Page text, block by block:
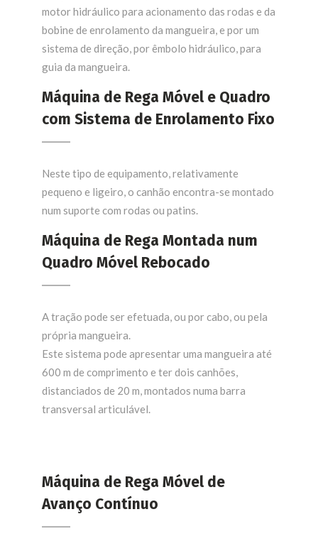
motor hidráulico para acionamento das rodas e da
bobine de enrolamento da mangueira, e por um
sistema de direção, por êmbolo hidráulico, para
guia da mangueira.
Máquina de Rega Móvel e Quadro
com Sistema de Enrolamento Fixo
Neste tipo de equipamento, relativamente
pequeno e ligeiro, o canhão encontra-se montado
num suporte com rodas ou patins.
Máquina de Rega Montada num
Quadro Móvel Rebocado
A tração pode ser efetuada, ou por cabo, ou pela
própria mangueira.
Este sistema pode apresentar uma mangueira até
600 m de comprimento e ter dois canhões,
distanciados de 20 m, montados numa barra
transversal articulável.
Máquina de Rega Móvel de
Avanço Contínuo